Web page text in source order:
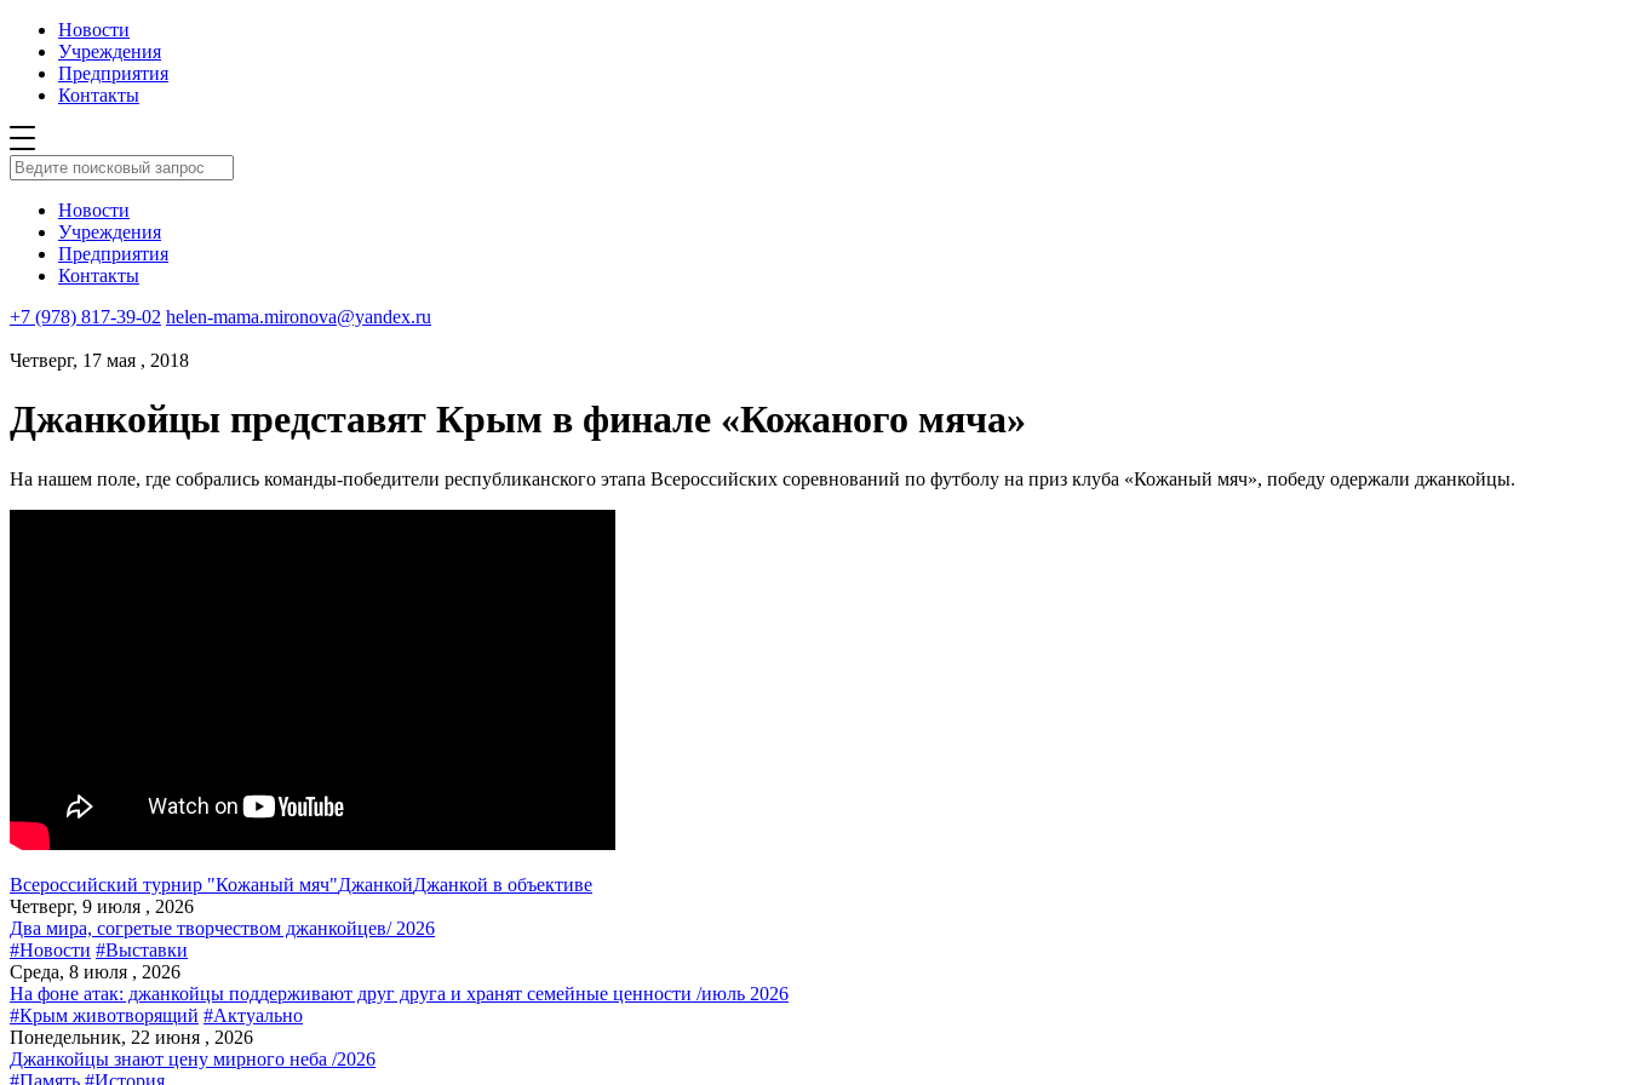
Новости
Учреждения
Предприятия
Контакты
Новости
Учреждения
Предприятия
Контакты
+7 (978) 817-39-02 helen-mama.mironova@yandex.ru
Четверг, 17 мая , 2018
Джанкойцы представят Крым в финале «Кожаного мяча»
На нашем поле, где собрались команды-победители республиканского этапа Всероссийских соревнований по футболу на приз клуба «Кожаный мяч», победу одержали джанкойцы.
Всероссийский турнир "Кожаный мяч"ДжанкойДжанкой в объективе
Четверг, 9 июля , 2026
Два мира, согретые творчеством джанкойцев/ 2026
#Новости #Выставки
Среда, 8 июля , 2026
На фоне атак: джанкойцы поддерживают друг друга и хранят семейные ценности /июль 2026
#Крым животворящий #Актуально
Понедельник, 22 июня , 2026
Джанкойцы знают цену мирного неба /2026
#Память #История